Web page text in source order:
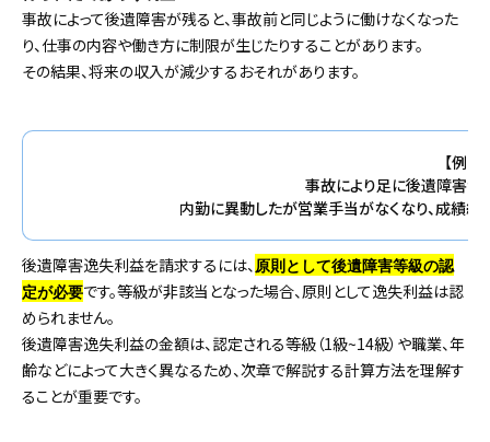
事故によって後遺障害が残ると、事故前と同じように働けなくなった
り、仕事の内容や働き方に制限が生じたりすることがあります。
その結果、将来の収入が減少するおそれがあります。
【例：
事故により足に後遺障害が
内勤に異動したが営業手当がなくなり、成績給
後遺障害逸失利益を請求するには、 原則として後遺障害等級の認
定が必要です。等級が非該当となった場合、原則として逸失利益は認
められません。
後遺障害逸失利益の金額は、認定される等級（1級~14級）や職業、年
齢などによって大きく異なるため、次章で解説する計算方法を理解す
ることが重要です。